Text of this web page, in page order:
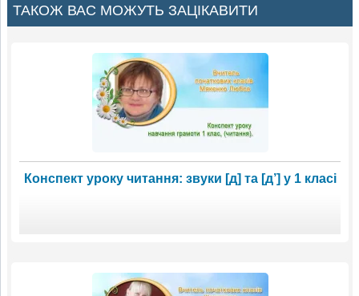
ТАКОЖ ВАС МОЖУТЬ ЗАЦІКАВИТИ
Конспект уроку читання: звуки [д] та [д’] у 1 класі